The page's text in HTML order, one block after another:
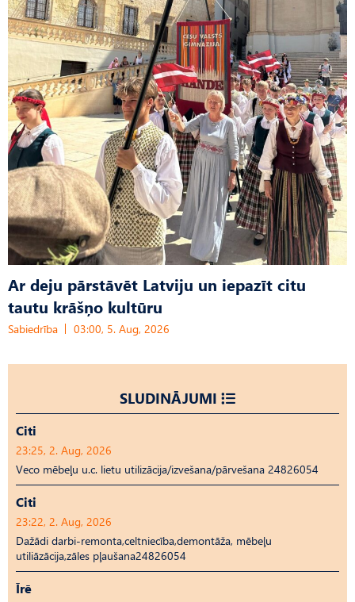
Ar deju pārstāvēt Latviju un iepazīt citu
tautu krāšņo kultūru
Sabiedrība 03:00, 5. Aug, 2026
SLUDINĀJUMI
Citi
23:25, 2. Aug, 2026
Veco mēbeļu u.c. lietu utilizācija/izvešana/pārvešana 24826054
Citi
23:22, 2. Aug, 2026
Dažādi darbi-remonta,celtniecība,demontāža, mēbeļu
utiliāzācija,zāles pļaušana24826054
Īrē